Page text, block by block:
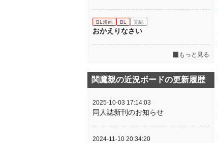
BL漫画 BL 完結
おかえりなさい
もっと見る
関鷹親の近況ボードの更新履歴
2025-10-03 17:14:03
同人誌新刊のお知らせ
2024-11-10 20:34:20